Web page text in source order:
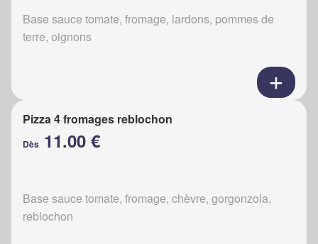
Base sauce tomate, fromage, lardons, pommes de
terre, oignons
Pizza 4 fromages reblochon
Dès 11.00 €
Base sauce tomate, fromage, chèvre, gorgonzola,
reblochon